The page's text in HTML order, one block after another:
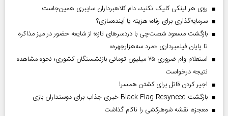
روی هر لینکی کلیک نکنید، دام کلاهبرداران سایبری همین‌جاست
سرمایه‌گذاری برای رفاه؛ هزینه یا آینده‌سازی؟
بازگشت مسعود شصت‌چی با دردسر‌های تازه؛ از شایعه حضور در میز مذاکره
تا پایان فیلمبرداری «مرد سه‌هزارچهره»
استعلام وام ضروری ۷۵ میلیون تومانی بازنشستگان کشوری؛ نحوه مشاهده
نتیجه درخواست
اجیر کردن قاتل برای کشتن همسر!
بازگشت Black Flag Resynced خبری جذاب برای دوستداران بازی
معجزه، نقشه شوهرکشی را ناکام گذاشت